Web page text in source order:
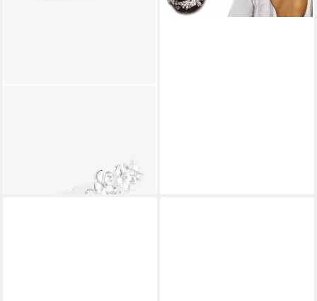
lieferbar - in 2-3 Werktagen bei dir